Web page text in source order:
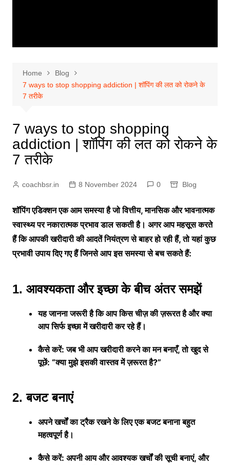
Home
Blog
7 ways to stop shopping addiction | शॉपिंग की लत को रोकने के
7 तरीके
7 ways to stop shopping
addiction | शॉपिंग की लत को रोकने के
7 तरीके
coachbsr.in 8 November 2024 0 Blog
शॉपिंग एडिक्शन एक आम समस्या है जो वित्तीय, मानसिक और भावनात्मक
स्वास्थ्य पर नकारात्मक प्रभाव डाल सकती है। अगर आप महसूस करते
हैं कि आपकी खरीदारी की आदतें नियंत्रण से बाहर हो रही हैं, तो यहां कुछ
प्रभावी उपाय दिए गए हैं जिनसे आप इस समस्या से बच सकते हैं:
1. आवश्यकता और इच्छा के बीच अंतर समझें
यह जानना जरूरी है कि आप किस चीज़ की ज़रूरत है और क्या
आप सिर्फ इच्छा में खरीदारी कर रहे हैं।
कैसे करें: जब भी आप खरीदारी करने का मन बनाएँ, तो खुद से
पूछें: “क्या मुझे इसकी वास्तव में ज़रूरत है?”
2. बजट बनाएं
अपने खर्चों का ट्रैक रखने के लिए एक बजट बनाना बहुत
महत्वपूर्ण है।
कैसे करें: अपनी आय और आवश्यक खर्चों की सूची बनाएं, और